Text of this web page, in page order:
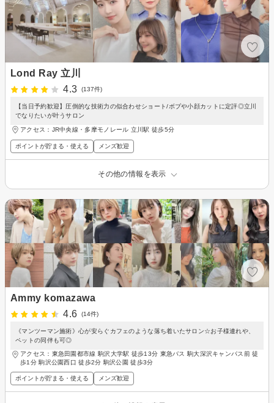
Lond Ray 立川
4.3
(137件)
【当日予約歓迎】圧倒的な技術力の似合わせショート/ボブや小顔カットに定評◎立川
でなりたいが叶うサロン
アクセス：JR中央線・多摩モノレール 立川駅 徒歩5分
ポイントが貯まる・使える メンズ歓迎
その他の情報を表示
Ammy komazawa
4.6
(14件)
《マンツーマン施術》心が安らぐカフェのような落ち着いたサロン☆お子様連れや、
ペットの同伴も可◎
アクセス：東急田園都市線 駒沢大学駅 徒歩13分 東急バス 駒大深沢キャンパス前 徒
歩1分 駒沢公園西口 徒歩2分 駒沢公園 徒歩3分
ポイントが貯まる・使える メンズ歓迎